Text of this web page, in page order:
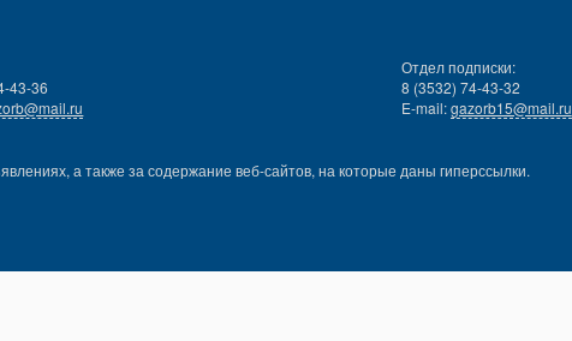
43-36
Отдел подписки:
8 (3532) 74-43-32
E-mail:gazorb15@mail.ru
а также за содержание веб-сайтов, на которые даны гиперссылки.